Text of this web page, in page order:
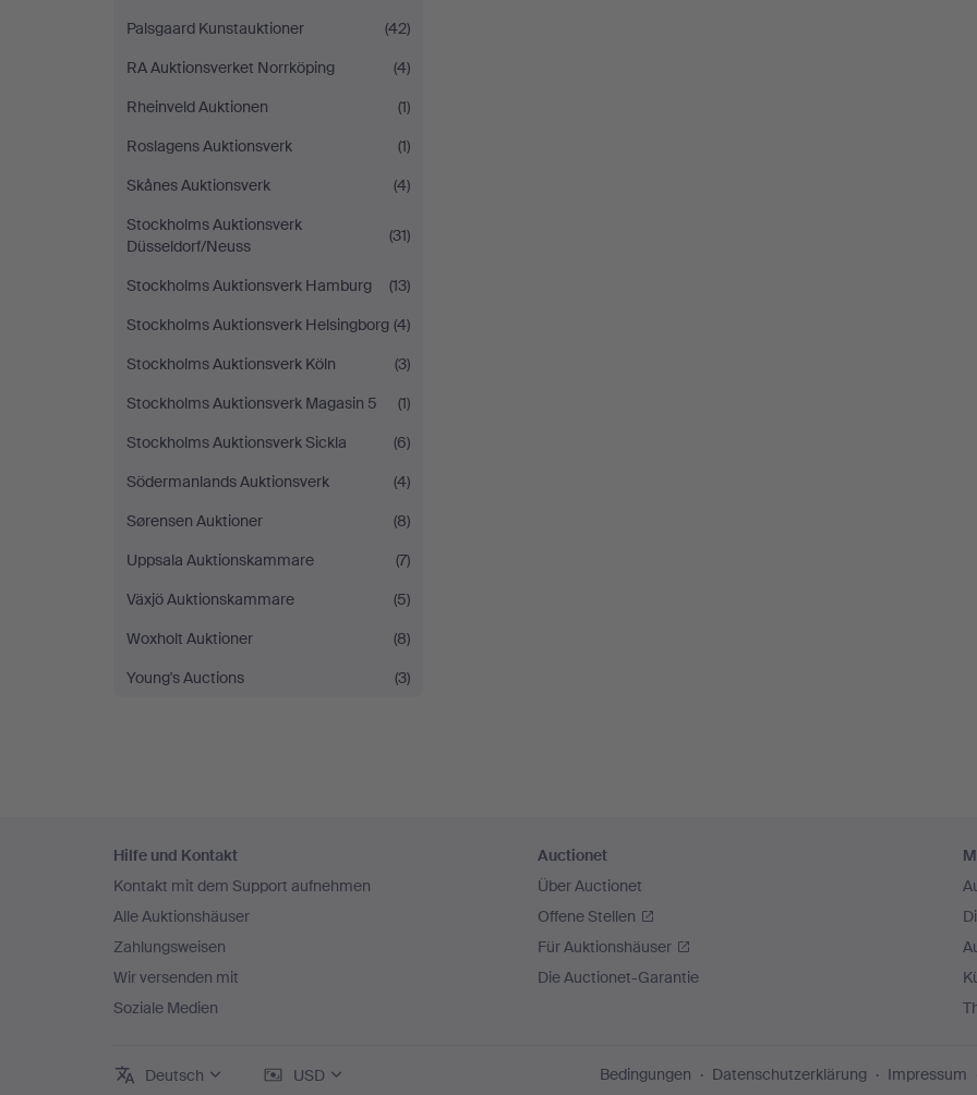
Palsgaard Kunstauktioner
(42)
RA Auktionsverket Norrköping
(4)
Rheinveld Auktionen
(1)
Roslagens Auktionsverk
(1)
Skånes Auktionsverk
(4)
Stockholms Auktionsverk
Düsseldorf/Neuss
(31)
Stockholms Auktionsverk Hamburg
(13)
Stockholms Auktionsverk Helsingborg (4)
Stockholms Auktionsverk Köln
(3)
Stockholms Auktionsverk Magasin 5
(1)
Stockholms Auktionsverk Sickla
(6)
Södermanlands Auktionsverk
(4)
Sørensen Auktioner
(8)
Uppsala Auktionskammare
(7)
Växjö Auktionskammare
(5)
Woxholt Auktioner
(8)
Young's Auctions
(3)
Navigation
Hilfe und Kontakt
Kontakt mit dem Support aufnehmen
Alle Auktionshäuser
Zahlungsweisen
Wir versenden mit
Soziale Medien
Auctionet
Über Auctionet
Offene Stellen
Für Auktionshäuser
Die Auctionet-Garantie
Deutsch USD Bedingungen Datenschutzerklärung Impressum